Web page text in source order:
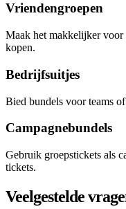
Vriendengroepen
Maak het makkelijker voor
kopen.
Bedrijfsuitjes
Bied bundels voor teams
Campagnebundels
Gebruik groepstickets als
tickets.
Veelgestelde